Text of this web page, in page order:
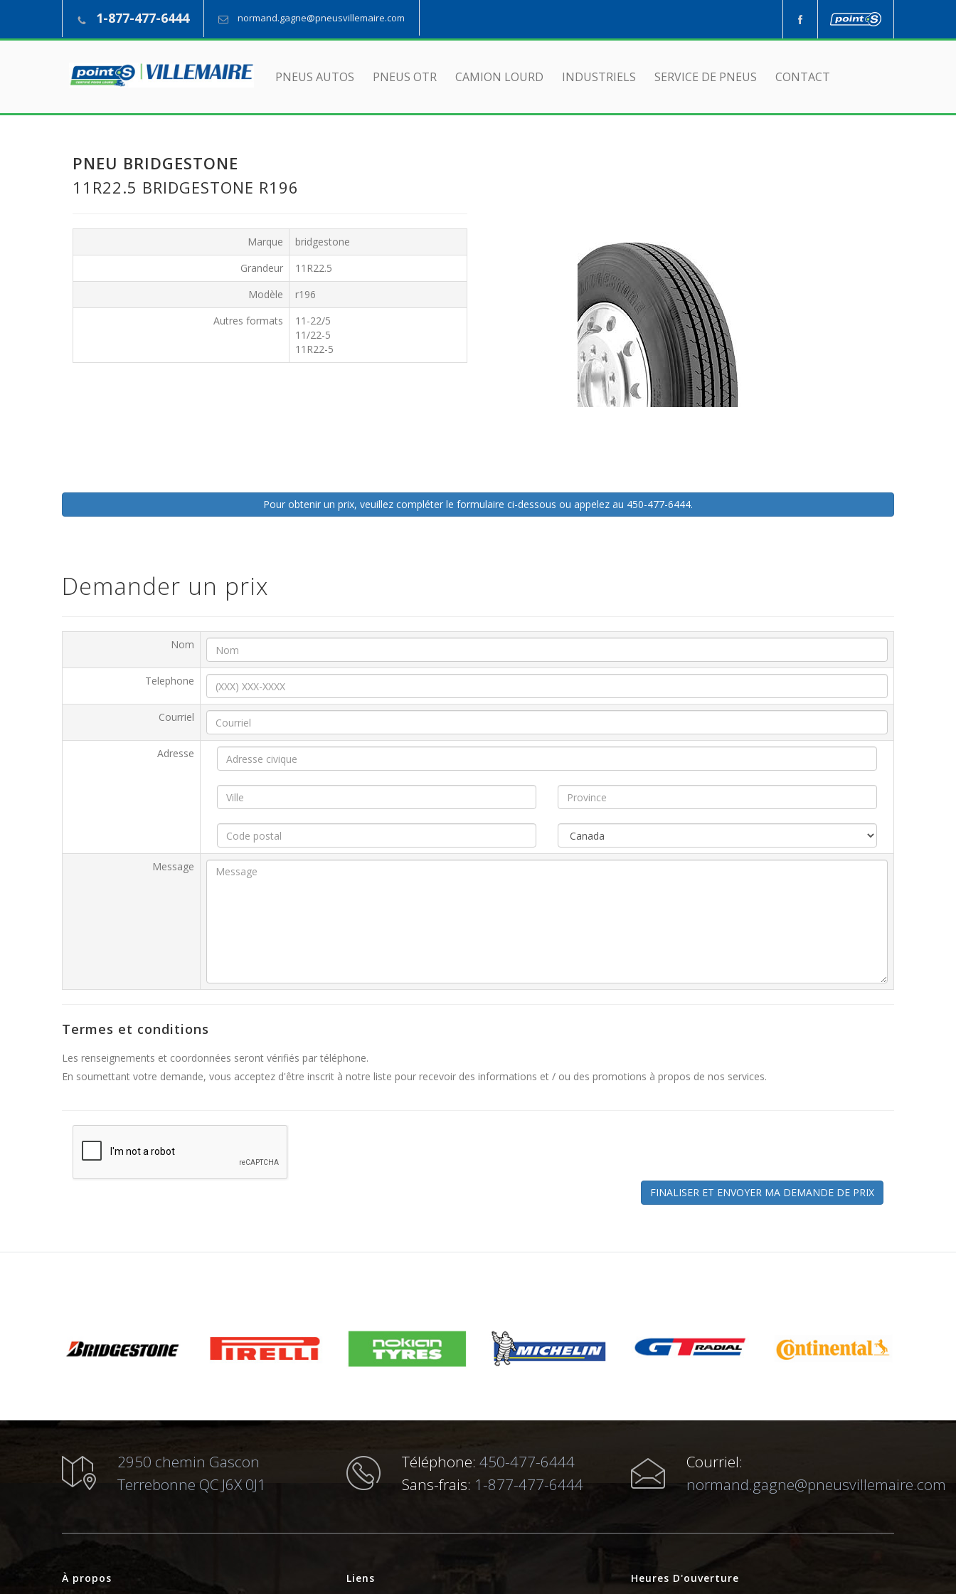
1-877-477-6444 normand.gagne@pneusvillemaire.com
PNEUS AUTOS PNEUS OTR CAMION LOURD INDUSTRIELS SERVICE DE PNEUS CONTACT
PNEU BRIDGESTONE
11R22.5 BRIDGESTONE R196
Marque
bridgestone
Grandeur
11R22.5
Modèle
r196
Autres formats
11-22/5
11/22-5
11R22-5
Pour obtenir un prix, veuillez compléter le formulaire ci-dessous ou appelez au 450-477-6444.
Demander un prix
Nom
Telephone
Courriel
Adresse
Message
Termes et conditions
Les renseignements et coordonnées seront vérifiés par téléphone.
En soumettant votre demande, vous acceptez d'être inscrit à notre liste pour recevoir des informations et / ou des promotions à propos de nos services.
FINALISER ET ENVOYER MA DEMANDE DE PRIX
2950 chemin Gascon
Terrebonne QC J6X 0J1
Téléphone: 450-477-6444
Sans-frais: 1-877-477-6444
Courriel:
normand.gagne@pneusvillemaire.com
À propos Liens Heures D'ouverture